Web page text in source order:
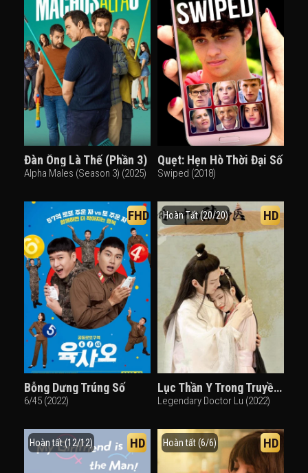
Đàn Ông Là Thế (Phần 3)
Alpha Males (Season 3) (2025)
Quẹt: Hẹn Hò Thời Đại Số
Swiped (2018)
FHD
Bỗng Dưng Trúng Số
6/45 (2022)
Hoàn Tất (20/20) HD
Lục Thần Y Trong Truyền Thuyết
Legendary Doctor Lu (2022)
Hoàn tất (12/12) HD Hoàn tất (6/6) HD